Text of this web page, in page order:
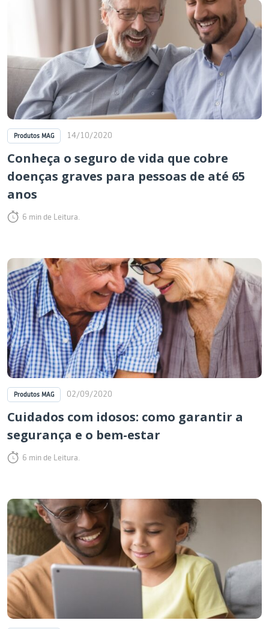
Produtos MAG 14/10/2020
Conheça o seguro de vida que cobre
doenças graves para pessoas de até 65
anos
6 min de Leitura.
Produtos MAG 02/09/2020
Cuidados com idosos: como garantir a
segurança e o bem-estar
6 min de Leitura.